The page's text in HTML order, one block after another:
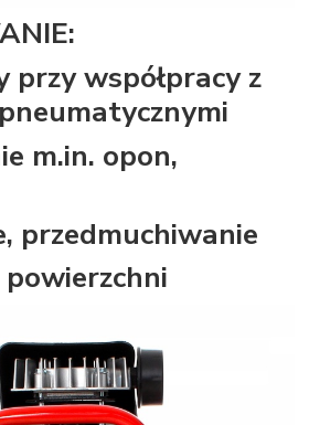
przy współpracy z
m.in. opon,
przedmuchiwanie